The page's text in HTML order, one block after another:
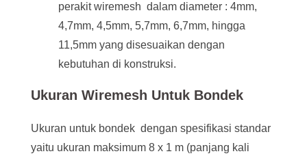
perakit wiremesh dalam diameter : 4mm,
4,7mm, 4,5mm, 5,7mm, 6,7mm, hingga
11,5mm yang disesuaikan dengan
kebutuhan di konstruksi.
Ukuran Wiremesh Untuk Bondek
Ukuran untuk bondek dengan spesifikasi standar
yaitu ukuran maksimum 8 x 1 m (panjang kali